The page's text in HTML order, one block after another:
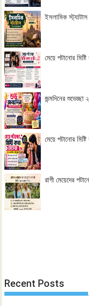
ইসলামিক
মেয়ে পটানোর
জন্মদিনের
মেয়ে পটানোর
রাগী মেয়েদের
Recent Posts